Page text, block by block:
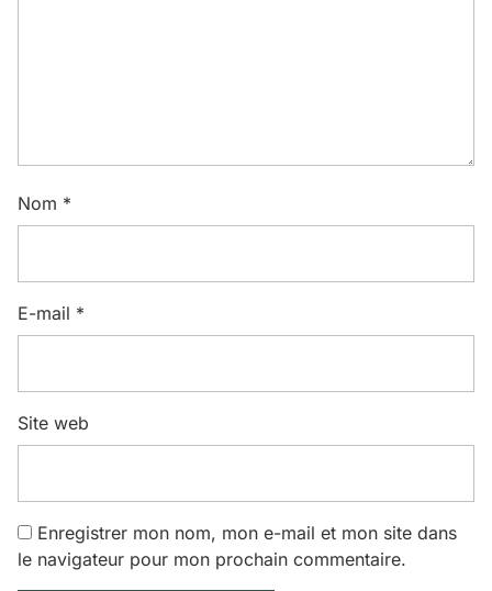
Nom *
E-mail *
Site web
Enregistrer mon nom, mon e-mail et mon site dans
le navigateur pour mon prochain commentaire.